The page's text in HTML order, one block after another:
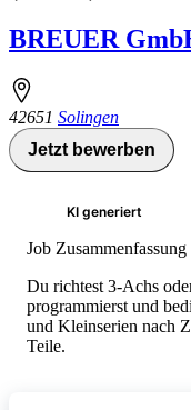
BREUER
42651 Solingen
Jetzt bewerben
KI generiert
Job Zusammenfassung
Du richtest 3-Achs
programmierst und
und Kleinserien nach
Teile.